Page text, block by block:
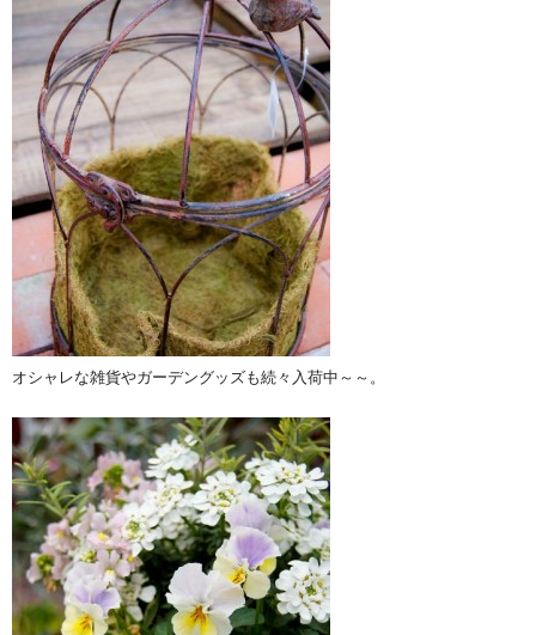
オシャレな雑貨やガーデングッズも続々入荷中～～。